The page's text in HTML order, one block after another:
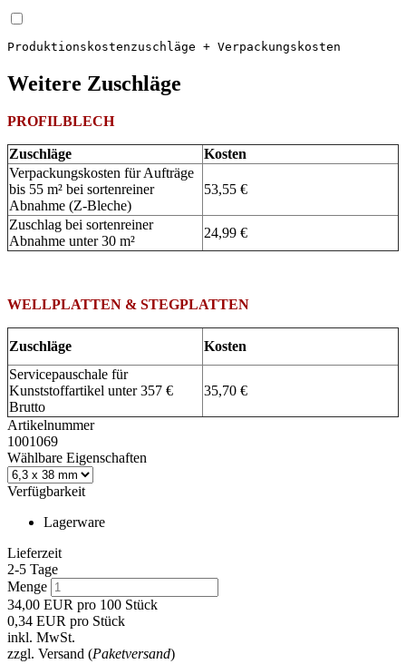
Produktions­kosten­zuschläge + Verpackungskosten
Weitere Zuschläge
PROFILBLECH
Zuschläge
Kosten
Verpackungskosten für Aufträge
bis 55 m² bei sortenreiner
Abnahme (Z-Bleche)
53,55 €
Zuschlag bei sortenreiner
Abnahme unter 30 m²
24,99 €
WELLPLATTEN & STEGPLATTEN
Zuschläge
Kosten
Servicepauschale für
Kunststoffartikel unter 357 €
Brutto
35,70 €
Artikelnummer
1001069
Wählbare Eigenschaften
Verfügbarkeit
Lagerware
Lieferzeit
2-5 Tage
Menge
34,00 EUR pro 100 Stück
0,34 EUR pro Stück
inkl. MwSt.
zzgl. Versand (Paketversand)